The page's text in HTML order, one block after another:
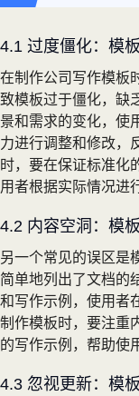
4.1 过度僵化：模
在制作公司写作模板
致模板过于僵化，缺
景和需求的变化，使
力进行调整和修改，
时，要在保证标准化
用者根据实际情况进
4.2 内容空洞：模
另一个常见的误区是
简单地列出了文档的
和写作示例，使用者
制作模板时，要注重
的写作示例，帮助使
4.3 忽视更新：模